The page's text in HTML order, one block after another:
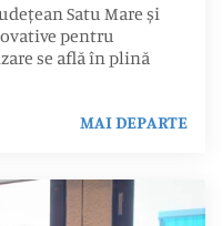
Satu Mare și
pentru
se află în plină
MAI DEPARTE